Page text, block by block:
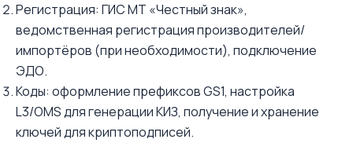
Регистрация: ГИС МТ «Честный знак»,
ведомственная регистрация производителей/
импортёров (при необходимости), подключение
ЭДО.
Коды: оформление префиксов GS1, настройка
L3/OMS для генерации КИЗ, получение и хранение
ключей для криптоподписей.